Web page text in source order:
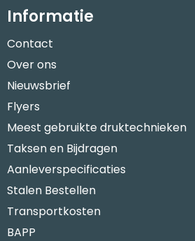
Informatie
Contact
Over ons
Nieuwsbrief
Flyers
Meest gebruikte druktechnieken
Taksen en Bijdragen
Aanleverspecificaties
Stalen Bestellen
Transportkosten
BAPP